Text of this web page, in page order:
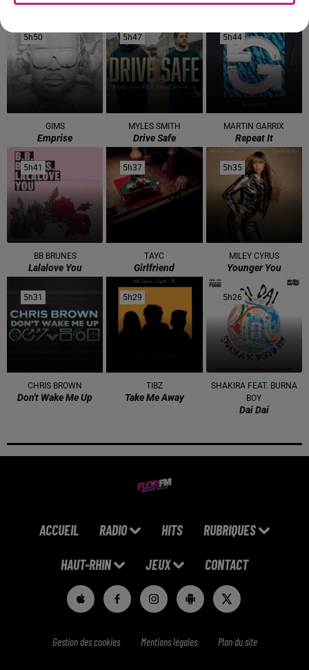
5h50
5h50
GIMS
Emprise
5h47
5h47
MYLES SMITH
Drive Safe
5h44
5h44
MARTIN GARRIX
Repeat It
5h41
5h41
BB BRUNES
Lalalove You
5h37
5h37
TAYC
Girlfriend
5h35
5h35
MILEY CYRUS
Younger You
5h31
5h31
CHRIS BROWN
Don't Wake Me Up
5h29
5h29
TIBZ
Take Me Away
5h26
5h26
SHAKIRA FEAT. BURNA
BOY
Dai Dai
ACCUEIL RADIO HITS RUBRIQUES
HAUT-RHIN JEUX CONTACT
Gestion des cookies Mentions légales Plan du site